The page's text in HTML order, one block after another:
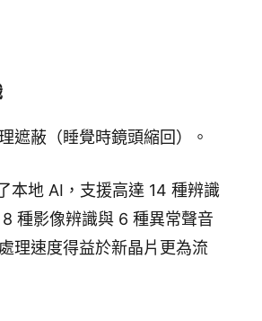
遮蔽（睡覺時鏡頭縮回）。
本地 AI，支援高達 14 種辨識
種影像辨識與 6 種異常聲音
理速度得益於新晶片更為流